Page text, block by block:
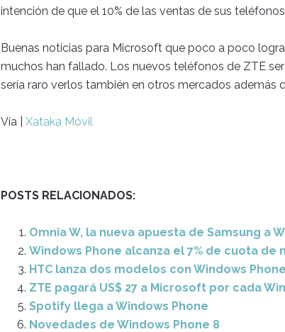
intención de que el 10% de las ventas de sus
Buenas noticias para Microsoft que poco a poco
muchos han fallado. Los nuevos teléfonos de ZTE
sería raro verlos también en otros mercados además
Vía | Xataka Móvil
POSTS RELACIONADOS:
Omnia W, la nueva apuesta de Samsung a
Windows Phone alcanza el 7% de cuota de
HTC lanza dos modelos con Windows Phone
ZTE pagará US$ 27 a Microsoft por cada
Spotify llega a Windows Phone
Novedades de Windows Phone 8